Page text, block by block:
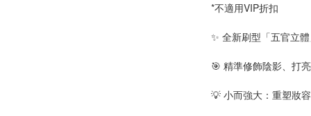
*不適用VIP折扣
✨ 全新刷型「五官立
🎯 精準修飾陰影、打
💡 小而強大：重塑妝